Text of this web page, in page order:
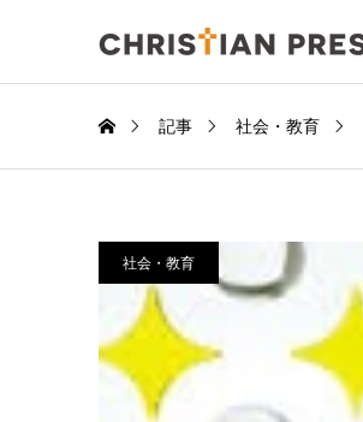
記事 社会・教育
社会・教育